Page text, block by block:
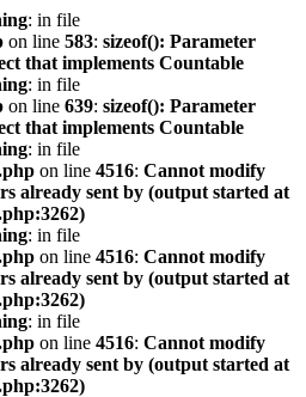
: in file
on line 583: sizeof(): Parameter
that implements Countable
: in file
on line 639: sizeof(): Parameter
that implements Countable
: in file
on line 4516: Cannot modify
already sent by (output started at
: in file
on line 4516: Cannot modify
already sent by (output started at
: in file
on line 4516: Cannot modify
already sent by (output started at